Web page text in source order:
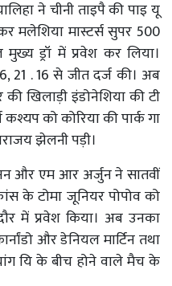
ने चीनी ताइपै की पाइ यू
मलेशिया मास्टर्स सुपर 500
ड्रॉ में प्रवेश कर लिया।
21 . 16 से जीत दर्ज की। अब
खिलाड़ी इंडोनेशिया की टी
कश्यप को कोरिया की पार्क गा
झेलनी पड़ी।
और एम आर अर्जुन ने सातवीं
के टोमा जूनियर पोपोव को
में प्रवेश किया। अब उनका
और डेनियल मार्टिन तथा
यि के बीच होने वाले मैच के